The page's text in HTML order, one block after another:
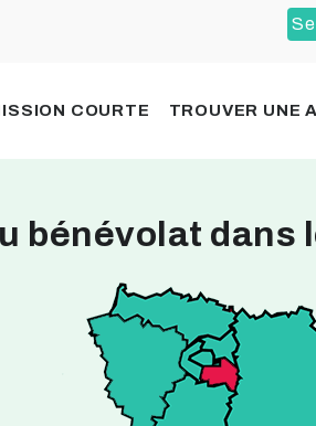
COURTE TROUVER UNE
bénévolat dans